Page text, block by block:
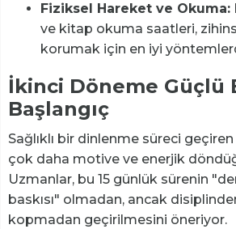
Fiziksel Hareket ve Okuma:
ve kitap okuma saatleri,
korumak için en iyi
İkinci Döneme Güçlü
Başlangıç
Sağlıklı bir dinlenme süreci
çok daha motive ve enerjik
Uzmanlar, bu 15 günlük sürenin
baskısı" olmadan, ancak
kopmadan geçirilmesini öneriyor.